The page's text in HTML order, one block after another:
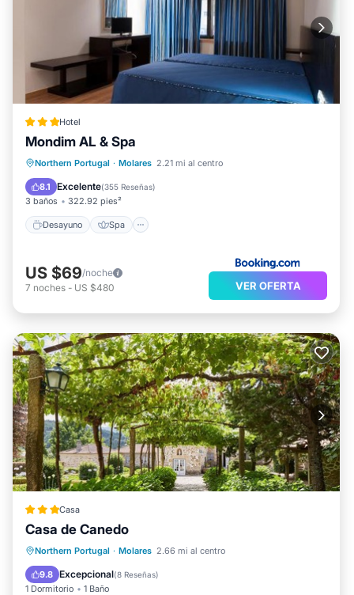
Hotel
Mondim AL & Spa
Northern Portugal · Molares 2.21 mi al centro
8.1 Excelente(355 Reseñas)
3 baños 322.92 pies²
Desayuno Spa
Desayuno Spa
Aire acondicionado
Internet
US $69/noche
7 noches - US $480 VER OFERTA
Casa
Casa de Canedo
Northern Portugal · Molares 2.66 mi al centro
9.8 Excepcional(8 Reseñas)
1 Dormitorio 1 Baño
Desayuno Aparcamiento
Balcón/Terraza